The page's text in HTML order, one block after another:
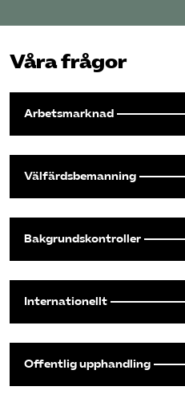
Våra frågor
Arbetsmarknad
Välfärdsbemanning
Bakgrundskontroller
Internationellt
Offentlig upphandling